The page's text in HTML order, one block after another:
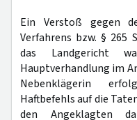
Ein Verstoß gegen
Verfahrens bzw. § 265
das Landgericht
Hauptverhandlung im
Nebenklägerin
Haftbefehls auf die
den Angeklagten